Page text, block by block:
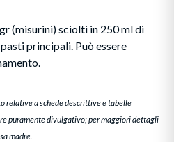
(misurini) sciolti in 250 ml di
principali. Può essere
relative a schede descrittive e tabelle
puramente divulgativo; per maggiori dettagli
madre.